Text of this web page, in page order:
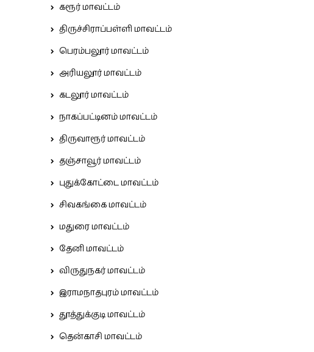
கரூர் மாவட்டம்
திருச்சிராப்பள்ளி மாவட்டம்
பெரம்பலூர் மாவட்டம்
அரியலூர் மாவட்டம்
கடலூர் மாவட்டம்
நாகப்பட்டினம் மாவட்டம்
திருவாரூர் மாவட்டம்
தஞ்சாவூர் மாவட்டம்
புதுக்கோட்டை மாவட்டம்
சிவகங்கை மாவட்டம்
மதுரை மாவட்டம்
தேனி மாவட்டம்
விருதுநகர் மாவட்டம்
இராமநாதபுரம் மாவட்டம்
தூத்துக்குடி மாவட்டம்
தென்காசி மாவட்டம்